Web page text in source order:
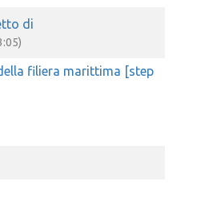
di
filiera marittima [step